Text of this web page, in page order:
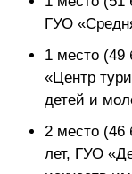
ГУО
1 место (49
«Центр
детей и
2 место (46
лет, ГУО